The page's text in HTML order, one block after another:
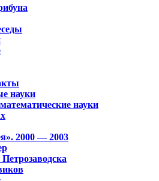
науки
науки
2000 — 2003